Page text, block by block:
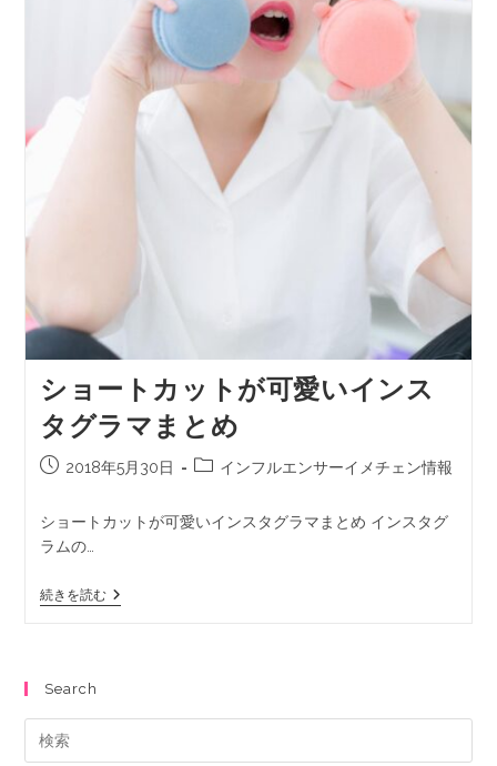
ショートカットが可愛いインス
タグラマまとめ
2018年5月30日 インフルエンサーイメチェン情報
ショートカットが可愛いインスタグラマまとめ インスタグ
ラムの…
続きを読む
Search